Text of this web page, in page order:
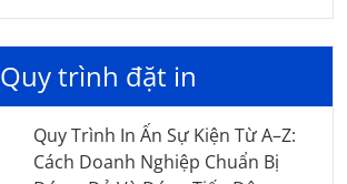
Quy trình đặt in
Quy Trình In Ấn Sự Kiện Từ A–Z:
Cách Doanh Nghiệp Chuẩn Bị